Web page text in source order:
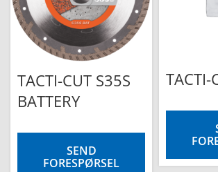
TACTI-CUT S35S
BATTERY
SEND
FORESPØRSEL
TACTI-